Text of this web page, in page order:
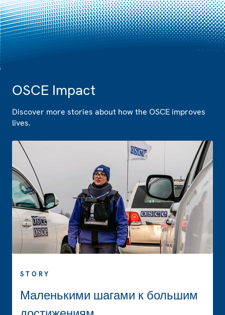
OSCE Impact
Discover more stories about how the OSCE improves
lives.
STORY
Маленькими шагами к большим